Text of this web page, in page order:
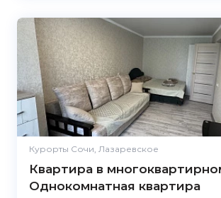
Курорты Сочи, Лазаревское
Квартира в
Однокомнатная квартира